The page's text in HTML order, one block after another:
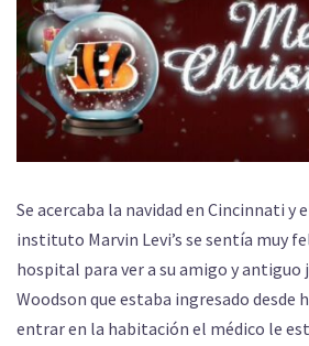
Se acercaba la navidad en Cincinnati y
instituto Marvin Levi’s se sentía muy
hospital para ver a su amigo y antiguo
Woodson que estaba ingresado desde
entrar en la habitación el médico le